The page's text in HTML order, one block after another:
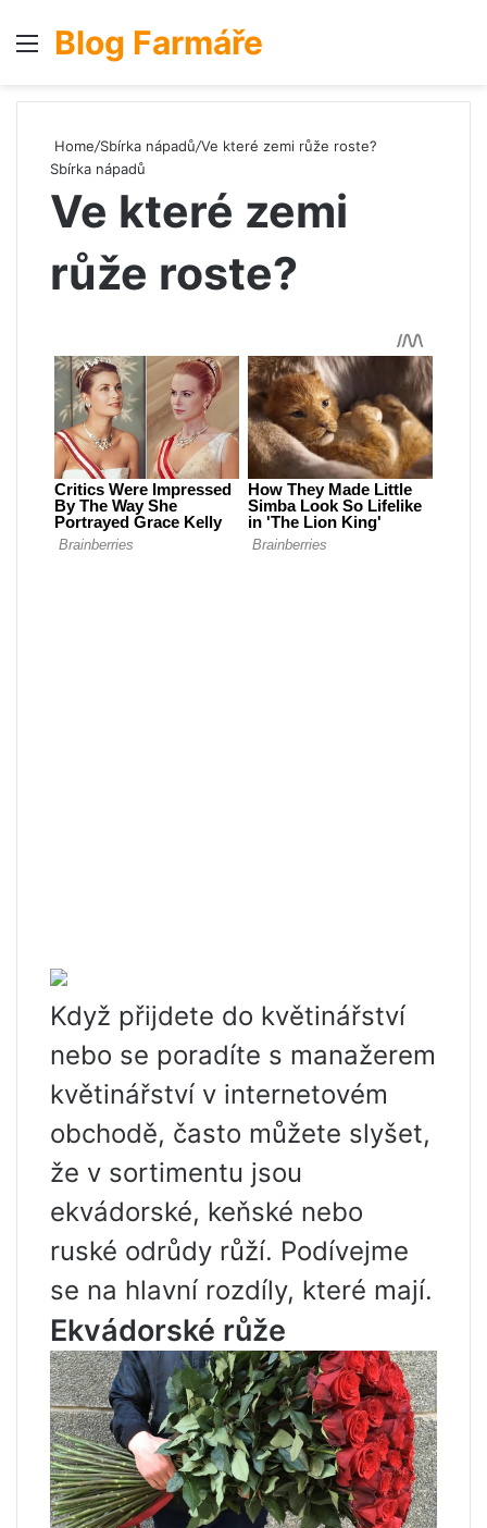
Menu
Blog Farmáře
Home/Sbírka nápadů/Ve které zemi růže roste?
Sbírka nápadů
Ve které zemi
růže roste?
Když přijdete do květinářství
nebo se poradíte s manažerem
květinářství v internetovém
obchodě, často můžete slyšet,
že v sortimentu jsou
ekvádorské, keňské nebo
ruské odrůdy růží. Podívejme
se na hlavní rozdíly, které mají.
Ekvádorské růže